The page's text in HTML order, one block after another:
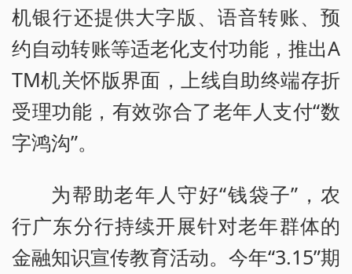
机银行还提供大字版、语音转账、预
约自动转账等适老化支付功能，推出A
TM机关怀版界面，上线自助终端存折
受理功能，有效弥合了老年人支付“数
字鸿沟”。
为帮助老年人守好“钱袋子”，农
行广东分行持续开展针对老年群体的
金融知识宣传教育活动。今年“3.15”期